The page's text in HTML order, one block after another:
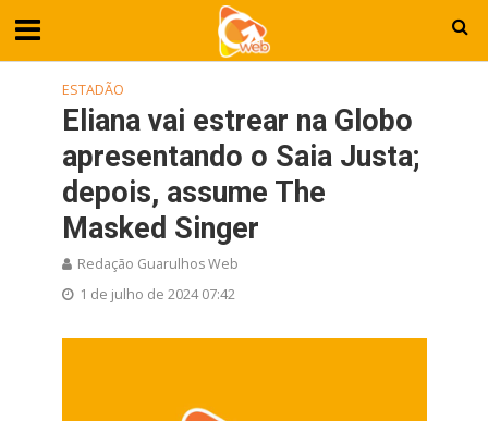
ESTADÃO
Eliana vai estrear na Globo
apresentando o Saia Justa;
depois, assume The
Masked Singer
Redação Guarulhos Web
1 de julho de 2024 07:42